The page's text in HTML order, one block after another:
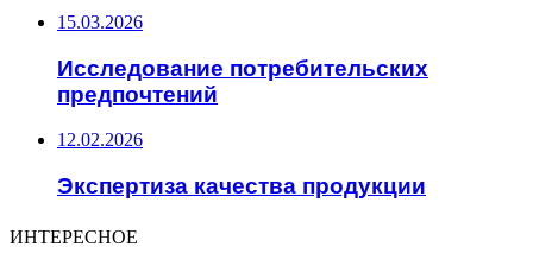
15.03.2026
Исследование потребительских
предпочтений
12.02.2026
Экспертиза качества продукции
ИНТЕРЕСНОЕ